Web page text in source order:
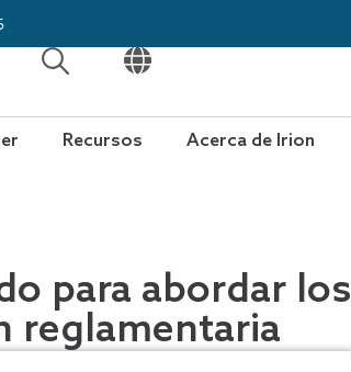
ABRIR
ABRIR
Recursos Acerca de Irion
para abordar los
reglamentaria